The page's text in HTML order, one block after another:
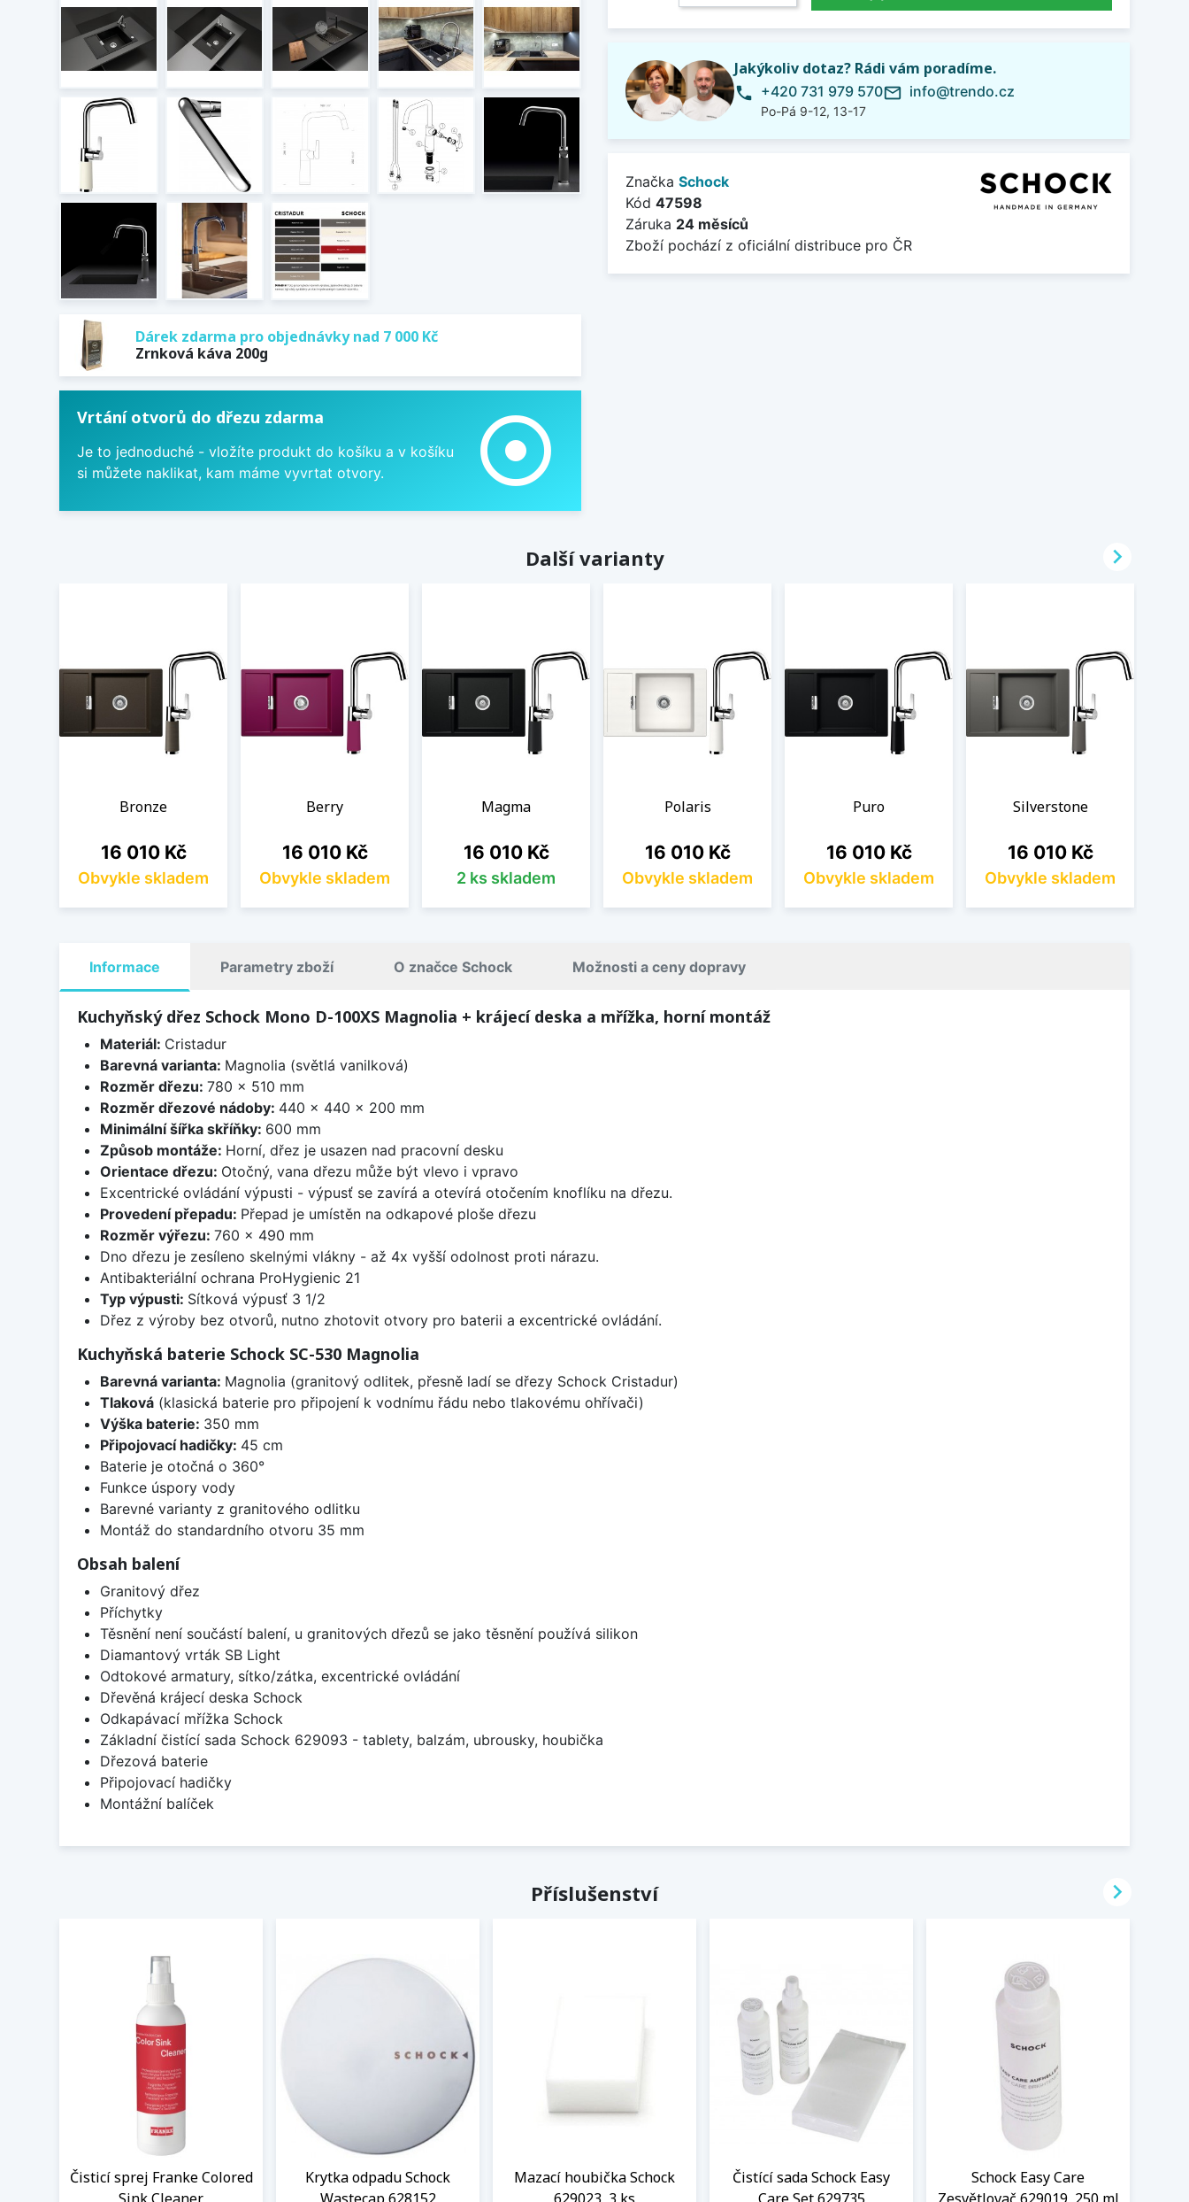
Dárek zdarma pro objednávky nad 7 000 Kč
Zrnková káva 200g
Vrtání otvorů do dřezu zdarma
Je to jednoduché - vložíte produkt do košíku a v košíku
si můžete naklikat, kam máme vyvrtat otvory.
adjust
Jakýkoliv dotaz? Rádi vám poradíme.
phone +420 731 979 570
Po-Pá 9-12, 13-17
mail_outline info@trendo.cz
Značka Schock
Kód 47598
Záruka 24 měsíců
Zboží pochází z oficiální distribuce pro ČR
Další varianty
Bronze
Cena
16 010 Kč
Obvykle skladem
Berry
Cena
16 010 Kč
Obvykle skladem
Magma
Cena
16 010 Kč
2 ks skladem
Polaris
Cena
16 010 Kč
Obvykle skladem
Puro
Cena
16 010 Kč
Obvykle skladem
Silverstone
Cena
16 010 Kč
Obvykle skladem

Informace Parametry zboží O značce Schock Možnosti a ceny dopravy
Kuchyňský dřez Schock Mono D-100XS Magnolia + krájecí deska a mřížka, horní montáž
Materiál: Cristadur
Barevná varianta: Magnolia (světlá vanilková)
Rozměr dřezu: 780 x 510 mm
Rozměr dřezové nádoby: 440 x 440 x 200 mm
Minimální šířka skříňky: 600 mm
Způsob montáže: Horní, dřez je usazen nad pracovní desku
Orientace dřezu: Otočný, vana dřezu může být vlevo i vpravo
Excentrické ovládání výpusti - výpusť se zavírá a otevírá otočením knoflíku na dřezu.
Provedení přepadu: Přepad je umístěn na odkapové ploše dřezu
Rozměr výřezu: 760 x 490 mm
Dno dřezu je zesíleno skelnými vlákny - až 4x vyšší odolnost proti nárazu.
Antibakteriální ochrana ProHygienic 21
Typ výpusti: Sítková výpusť 3 1/2
Dřez z výroby bez otvorů, nutno zhotovit otvory pro baterii a excentrické ovládání.
Kuchyňská baterie Schock SC-530 Magnolia
Barevná varianta: Magnolia (granitový odlitek, přesně ladí se dřezy Schock Cristadur)
Tlaková(klasická baterie pro připojení k vodnímu řádu nebo tlakovému ohřívači)
Výška baterie: 350 mm
Připojovací hadičky: 45 cm
Baterie je otočná o 360°
Funkce úspory vody
Barevné varianty z granitového odlitku
Montáž do standardního otvoru 35 mm
Obsah balení
Granitový dřez
Příchytky
Těsnění není součástí balení, u granitových dřezů se jako těsnění používá silikon
Diamantový vrták SB Light
Odtokové armatury, sítko/zátka, excentrické ovládání
Dřevěná krájecí deska Schock
Odkapávací mřížka Schock
Základní čistící sada Schock 629093 - tablety, balzám, ubrousky, houbička
Dřezová baterie
Připojovací hadičky
Montážní balíček
Příslušenství
Čisticí sprej Franke Colored
Krytka odpadu Schock
Mazací houbička Schock
Čistící sada Schock Easy
Schock Easy Care
